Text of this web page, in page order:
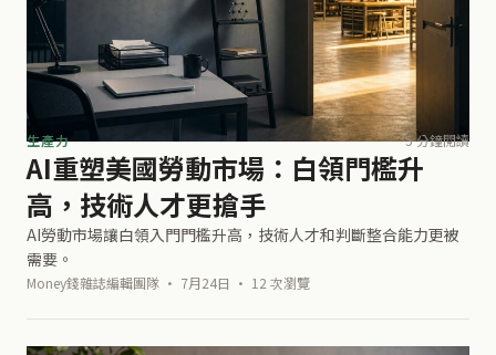
生產力 5 分鐘閱讀
AI重塑美國勞動市場：白領門檻升
高，技術人才更搶手
AI勞動市場讓白領入門門檻升高，技術人才和判斷整合能力更被
需要。
Money錢雜誌編輯團隊 · 7月24日 · 12 次瀏覽